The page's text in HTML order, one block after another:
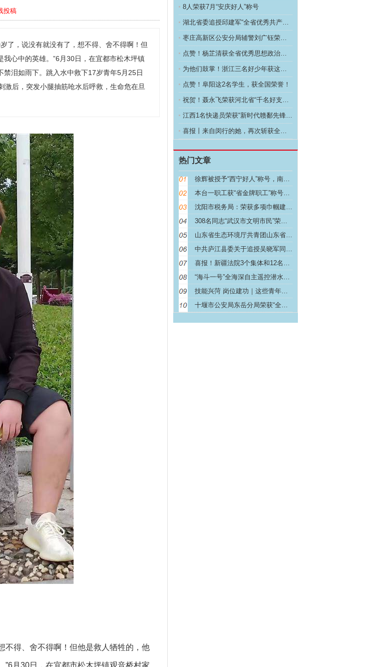
投稿
了，说没有就没有了，想不得、舍不得啊！但
心中的英雄。”6月30日，在宜都市松木坪镇
泪如雨下。跳入水中救下17岁青年5月25日
后，突发小腿抽筋呛水后呼救，生命危在旦
不得、舍不得啊！但他是救人牺牲的，他
月30日，在宜都市松木坪镇观音桥村家
8人荣获7月“安庆好人”称号
湖北省委追授邱建军“全省优秀共产党员”称号
枣庄高新区公安分局辅警刘广钰荣获2024年度“好网
点赞！杨芷清获全省优秀思想政治工作者称号
为他们鼓掌！浙江三名好少年获这项国家级荣誉
点赞！阜阳这2名学生，获全国荣誉！
祝贺！聂永飞荣获河北省“千名好支书”称号
江西1名快递员荣获“新时代赣鄱先锋”称号
喜报丨来自闵行的她，再次斩获全国荣誉！
热门文章
徐辉被授予“西宁好人”称号，南通、西宁两地相关部门
本台一职工获“省金牌职工”称号！铜陵还有……
沈阳市税务局：荣获多项巾帼建功荣誉称号
308名同志“武汉市文明市民”荣誉称号，蔡甸14人
山东省生态环境厅共青团山东省委山东省教育厅关于公布
中共庐江县委关于追授吴晓军同志“庐江县优秀共产党员
喜报！新疆法院3个集体和12名个人获荣誉称号
“海斗一号”全海深自主遥控潜水器研制与海试团队被授
技能兴菏 岗位建功｜这些青年职工获得“菏泽市青年岗
十堰市公安局东岳分局荣获“全国优秀公安局”荣誉称号